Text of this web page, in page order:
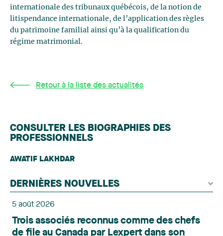
internationale des tribunaux québécois, de la notion de
litispendance internationale, de l’application des règles
du patrimoine familial ainsi qu’à la qualification du
régime matrimonial.
Retour à la liste des actualités
CONSULTER LES BIOGRAPHIES DES
PROFESSIONNELS
AWATIF LAKHDAR
DERNIÈRES NOUVELLES
5 août 2026
Trois associés reconnus comme des chefs
de file au Canada par Lexpert dans son